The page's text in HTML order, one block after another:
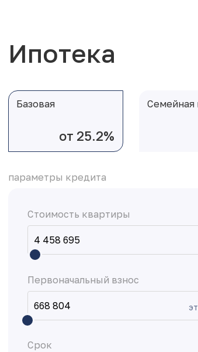
Ипотека
Базовая
от 25.2%
Семейная
параметры кредита
Стоимость квартиры
Первоначальный взнос
Срок